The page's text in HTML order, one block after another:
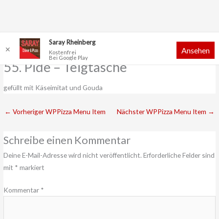
Inhalt
55. Pide – Teigtasche
gefüllt mit Käseimitat und Gouda
← Vorheriger WPPizza Menu Item Nächster WPPizza Menu Item →
Schreibe einen Kommentar
Deine E-Mail-Adresse wird nicht veröffentlicht. Erforderliche Felder sind
mit * markiert
Kommentar *
✕
Saray Rheinberg
Kostenfrei
Bei Google Play
Ansehen